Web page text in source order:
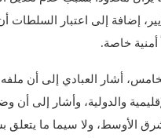
إضافة إلى اعتبار السلطات
أمنية خاصة.
أشار العبادي إلى أن
والدولية، وأشار إلى أن
الأوسط، ولا سيما ما يتعلق